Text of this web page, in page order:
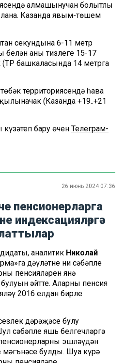
алмашынучан болытлы
Казанда явым-төшем
секундына 6-11 метр
белән аның тизлеге 15-17
(ТР башкаласында 14 метрга
территориясендә һава
(Казанда +19..+21
бару өчен Телеграм-
26 июнь 2024 07:36
пенсионерларга
индексацияләргә
аналитик Николай
дәүләтнең ни сәбәпле
пенсияләрен янә
әйтте. Аларның пенсия
2016 елдан бирле
дәрәҗәсе булу
сәбәпле яшь белгечләргә
эшләүдән
мәгънәсе булды. Шуңа күрә